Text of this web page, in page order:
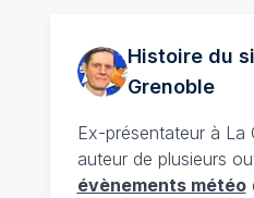
Histoire du
Grenoble
Ex-présentateur à La
auteur de plusieurs
évènements météo